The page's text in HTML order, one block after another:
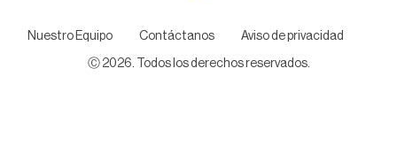
Nuestro Equipo Contáctanos Aviso de privacidad
Ⓒ 2026. Todos los derechos reservados.